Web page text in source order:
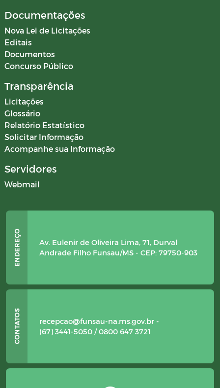
Documentações
Nova Lei de Licitações
Editais
Documentos
Concurso Público
Transparência
Licitações
Glossário
Relatório Estatístico
Solicitar Informação
Acompanhe sua Informação
Servidores
Webmail
Av. Eulenir de Oliveira Lima, 71, Durval
Andrade Filho Funsau/MS - CEP: 79750-903
recepcao@funsau-na.ms.gov.br -
(67) 3441-5050 / 0800 647 3721